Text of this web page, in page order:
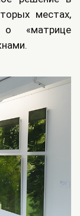
местах,
о «матрице